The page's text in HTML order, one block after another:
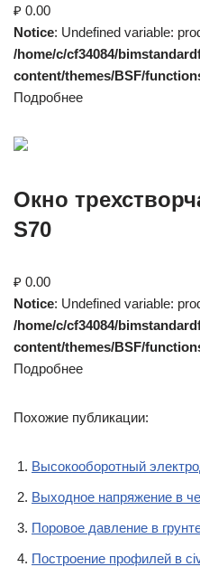
₽ 0.00
Notice: Undefined variable:
/home/c/cf34084/
content/themes/BSF/
Подробнее
Окно
S70
₽ 0.00
Notice: Undefined variable:
/home/c/cf34084/
content/themes/BSF/
Подробнее
Похожие публикации:
Высокооборотный
Выходное напряжение в
Поровое давление в
Построение профилей в